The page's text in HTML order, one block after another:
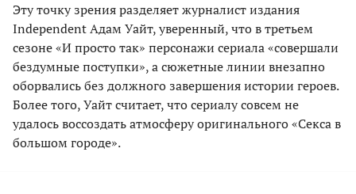
Эту точку зрения разделяет журналист издания
Independent Адам Уайт, уверенный, что в третьем
сезоне «И просто так» персонажи сериала «совершали
бездумные поступки», а сюжетные линии внезапно
оборвались без должного завершения истории героев.
Более того, Уайт считает, что сериалу совсем не
удалось воссоздать атмосферу оригинального «Секса в
большом городе».